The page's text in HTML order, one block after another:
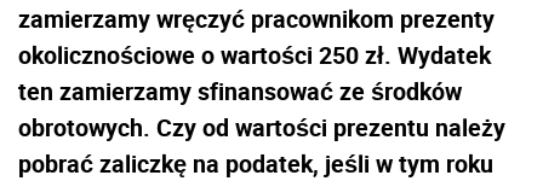
zamierzamy wręczyć pracownikom prezenty
okolicznościowe o wartości 250 zł. Wydatek
ten zamierzamy sfinansować ze środków
obrotowych. Czy od wartości prezentu należy
pobrać zaliczkę na podatek, jeśli w tym roku